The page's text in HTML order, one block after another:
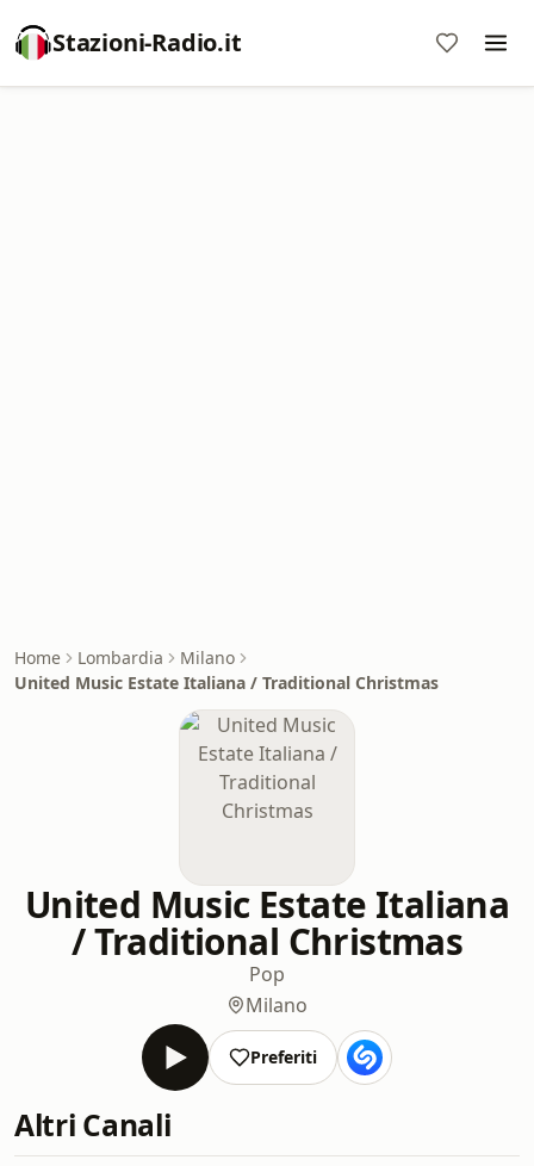
Stazioni-Radio.it
Home Lombardia
Milano
United Music Estate Italiana / Traditional Christmas
United Music Estate Italiana
/ Traditional Christmas
Pop
Milano
Preferiti
Altri Canali